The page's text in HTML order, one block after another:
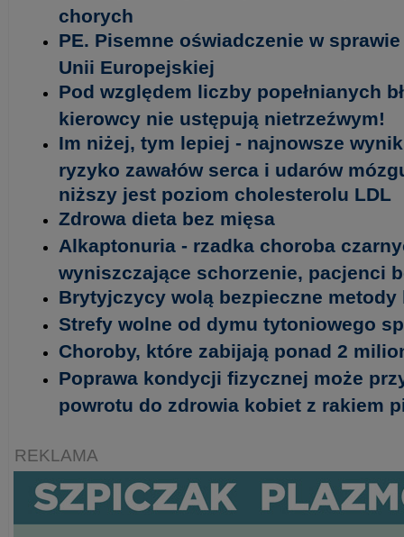
chorych
PE. Pisemne oświadczenie w
Unii Europejskiej
Pod względem liczby popełnianych
kierowcy nie ustępują nietrzeźwym!
Im niżej, tym lepiej - najnowsze
ryzyko zawałów serca i udarów
niższy jest poziom cholesterolu LDL
Zdrowa dieta bez mięsa
Alkaptonuria - rzadka choroba
wyniszczające schorzenie, pacjenci
Brytyjczycy wolą bezpieczne metody
Strefy wolne od dymu tytoniowego
Choroby, które zabijają ponad 2
Poprawa kondycji fizycznej może
powrotu do zdrowia kobiet z rakiem
REKLAMA